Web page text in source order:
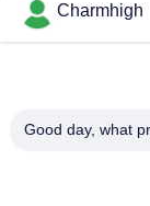
SMT Inspection
Stop-and-go
Solder
Charmhigh
Good day, what